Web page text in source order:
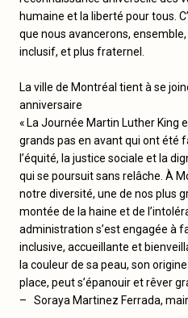
humaine et la liberté pour tous.
que nous avancerons,
inclusif, et plus fraternel.
La ville de Montréal tient à se
anniversaire
« La Journée Martin Luther King
grands pas en avant qui ont été
l’équité, la justice sociale et la
qui se poursuit sans relâche. À
notre diversité, une de nos plus
montée de la haine et de
administration s’est engagée à
inclusive, accueillante et
la couleur de sa peau, son
place, peut s’épanouir et rêver
– Soraya Martinez Ferrada,